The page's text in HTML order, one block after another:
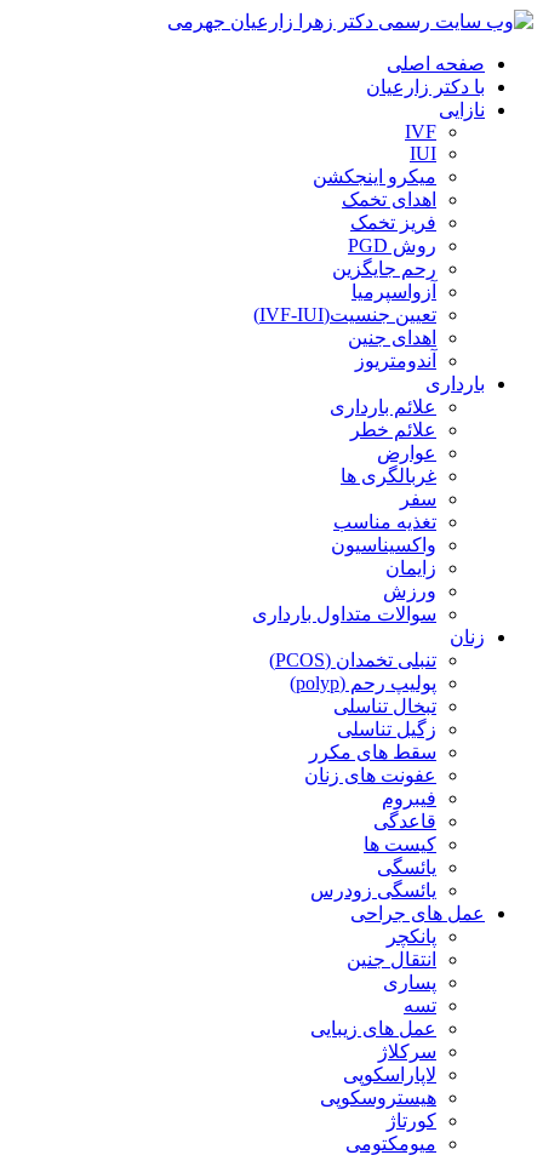
صفحه اصلی
با دکتر زارعیان
نازایی
IVF
IUI
میکرو اینجکشن
اهدای تخمک
فریز تخمک
روش PGD
رحم جایگزین
آزواسپرمیا
تعیین جنسیت(IVF-IUI)
اهدای جنین
آندومتریوز
بارداری
علائم بارداری
علائم خطر
عوارض
غربالگری ها
سفر
تغذیه مناسب
واکسیناسیون
زایمان
ورزش
سوالات متداول بارداری
زنان
تنبلی تخمدان (PCOS)
پولیپ رحم (polyp)
تبخال تناسلی
زگیل تناسلی
سقط های مکرر
عفونت های زنان
فیبروم
قاعدگی
کیست ها
یائسگی
یائسگی زودرس
عمل های جراحی
پانکچر
انتقال جنین
پساری
تسه
عمل های زیبایی
سرکلاژ
لاپاراسکوپی
هیستروسکوپی
کورتاژ
میومکتومی